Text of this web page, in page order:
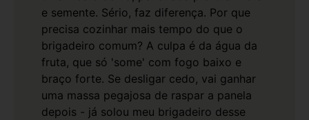
e semente. Sério, faz diferença. Por que
precisa cozinhar mais tempo do que o
brigadeiro comum? A culpa é da água da
fruta, que só 'some' com fogo baixo e
braço forte. Se desligar cedo, vai ganhar
uma massa pegajosa de raspar a panela
depois - já solou meu brigadeiro desse